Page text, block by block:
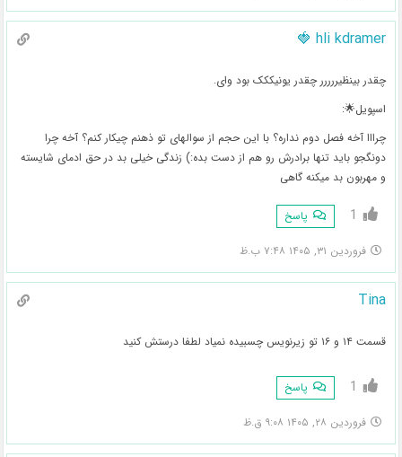
hli kdramer 🍓
چقدر بینظیررررر چقدر یونیککک بود وای.
اسپویل🌟:
چرااا آخه فصل دوم نداره؟ با این حجم از سوالهای تو ذهنم چیکار کنم؟ آخه چرا
دونگجو باید تنها برادرش رو هم از دست بده:) زندگی خیلی بد در حق ادمای شایسته
و مهربون بد میکنه گاهی
1 پاسخ
فروردین ۳۱, ۱۴۰۵ ۷:۴۸ ب.ظ
Tina
قسمت ۱۴ و ۱۶ تو زیرنویس چسبیده نمیاد لطفا درستش کنید
1 پاسخ
فروردین ۲۸, ۱۴۰۵ ۹:۰۸ ق.ظ